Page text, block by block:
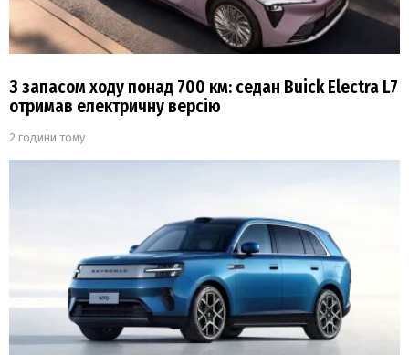
З запасом ходу понад 700 км: седан Buick Electra L7
отримав електричну версію
2 години тому